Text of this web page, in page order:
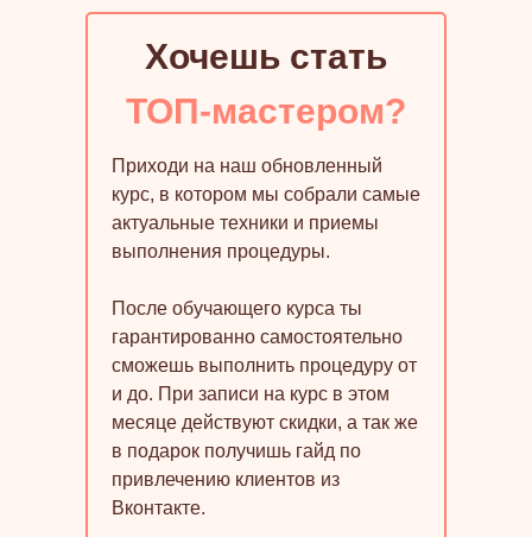
Хочешь стать
ТОП-мастером?
Приходи на наш обновленный
курс, в котором мы собрали самые
актуальные техники и приемы
выполнения процедуры.
После обучающего курса ты
гарантированно самостоятельно
сможешь выполнить процедуру от
и до. При записи на курс в этом
месяце действуют скидки, а так же
в подарок получишь гайд по
привлечению клиентов из
Вконтакте.